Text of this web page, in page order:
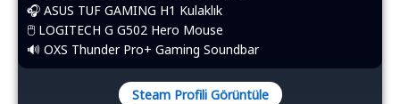
🎧 ASUS TUF GAMING H1 Kulaklık
🖱️​ LOGITECH G G502 Hero Mouse
🔊 OXS Thunder Pro+ Gaming Soundbar
Steam Profili Görüntüle